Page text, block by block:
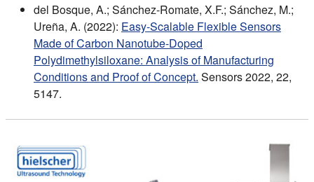
del Bosque, A.; Sánchez-Romate, X.F.; Sánchez, M.;
Ureña, A. (2022): Easy-Scalable Flexible Sensors
Made of Carbon Nanotube-Doped
Polydimethylsiloxane: Analysis of Manufacturing
Conditions and Proof of Concept. Sensors 2022, 22,
5147.